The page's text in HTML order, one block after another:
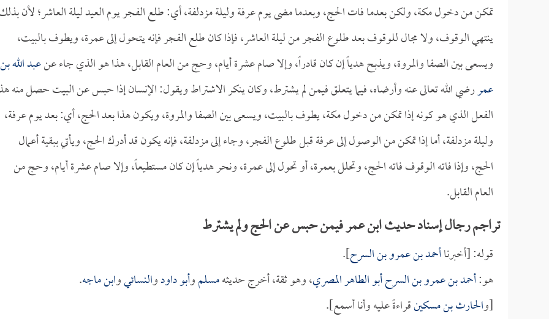
تمكن من دخول مكة، ولكن بعدما فات الحج، وبعدما مضى يوم عرفة وليلة مزدلفة، أي: طلع الفجر يوم العيد ليلة العاشر؛ لأن
ينتهي الوقوف، ولا مجال للوقوف بعد طلوع الفجر من ليلة العاشر، فإذا كان طلع الفجر فإنه يتحول إلى عمرة، ويطوف بالبيت،
ويسعى بين الصفا والمروة، ويذبح هدياً إن كان قادراً، وإلا صام عشرة أيام، وحج من العام القابل، هذا هو الذي جاء عنعبد الله بن
عمررضي الله تعالى عنه وأرضاه، فيما يتعلق فيمن لم يشترط، وكان ينكر الاشتراط ويقول: الإنسان إذا حبس عن البيت حصل منه
الفعل الذي هو كونه إذا تمكن من دخول مكة، يطوف بالبيت، ويسعى بين الصفا والمروة، ويكون هذا بعد الحج، أي: بعد يوم عرفة،
وليلة مزدلفة، أما إذا تمكن من الوصول إلى عرفة قبل طلوع الفجر، وجاء إلى مزدلفة، فإنه يكون قد أدرك الحج، ويأتي ببقية أعمال
الحج، وإذا فاته الوقوف فاته الحج، وتحلل بعمرة، أو تحول إلى عمرة، ونحر هدياً إن كان مستطيعاً، وإلا صام عشرة أيام، وحج من
العام القابل.
تراجم رجال إسناد حديث ابن عمر فيمن حبس عن الحج ولم يشترط
قوله: [أخبرناأحمد بن عمرو بن السرح].
هو:أحمد بن عمرو بن السرح أبو الطاهر المصري، وهو ثقة، أخرج حديثهمسلموأبو داودوالنسائيوابن ماجه.
[والحارث بن مسكينقراءةً عليه وأنا أسمع].